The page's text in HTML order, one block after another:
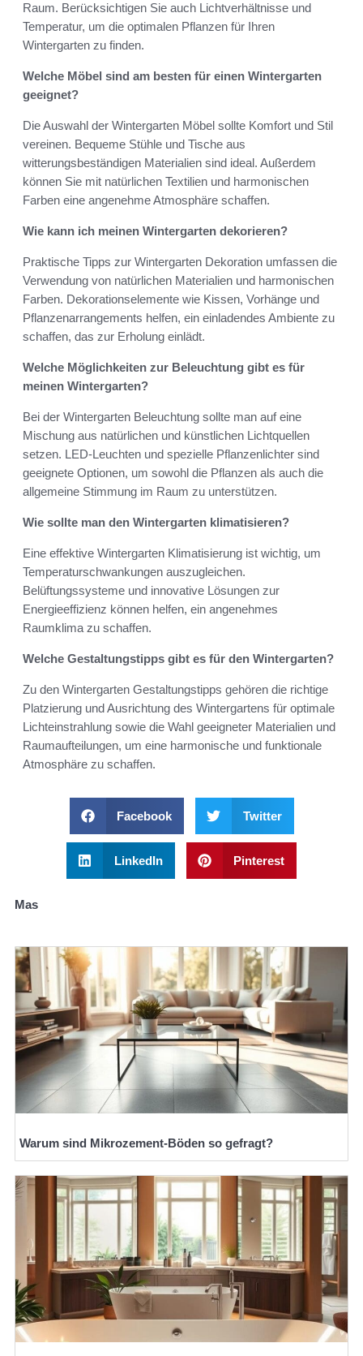
Raum. Berücksichtigen Sie auch Lichtverhältnisse und
Temperatur, um die optimalen Pflanzen für Ihren
Wintergarten zu finden.
Welche Möbel sind am besten für einen Wintergarten
geeignet?
Die Auswahl der Wintergarten Möbel sollte Komfort und Stil
vereinen. Bequeme Stühle und Tische aus
witterungsbeständigen Materialien sind ideal. Außerdem
können Sie mit natürlichen Textilien und harmonischen
Farben eine angenehme Atmosphäre schaffen.
Wie kann ich meinen Wintergarten dekorieren?
Praktische Tipps zur Wintergarten Dekoration umfassen die
Verwendung von natürlichen Materialien und harmonischen
Farben. Dekorationselemente wie Kissen, Vorhänge und
Pflanzenarrangements helfen, ein einladendes Ambiente zu
schaffen, das zur Erholung einlädt.
Welche Möglichkeiten zur Beleuchtung gibt es für
meinen Wintergarten?
Bei der Wintergarten Beleuchtung sollte man auf eine
Mischung aus natürlichen und künstlichen Lichtquellen
setzen. LED-Leuchten und spezielle Pflanzenlichter sind
geeignete Optionen, um sowohl die Pflanzen als auch die
allgemeine Stimmung im Raum zu unterstützen.
Wie sollte man den Wintergarten klimatisieren?
Eine effektive Wintergarten Klimatisierung ist wichtig, um
Temperaturschwankungen auszugleichen.
Belüftungssysteme und innovative Lösungen zur
Energieeffizienz können helfen, ein angenehmes
Raumklima zu schaffen.
Welche Gestaltungstipps gibt es für den Wintergarten?
Zu den Wintergarten Gestaltungstipps gehören die richtige
Platzierung und Ausrichtung des Wintergartens für optimale
Lichteinstrahlung sowie die Wahl geeigneter Materialien und
Raumaufteilungen, um eine harmonische und funktionale
Atmosphäre zu schaffen.
Facebook Twitter
LinkedIn Pinterest
Mas
Warum sind Mikrozement-Böden so gefragt?